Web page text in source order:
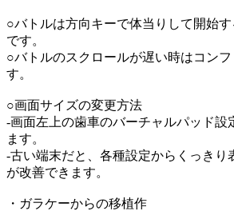
○バトルは方向キーで体当りして開始
です。
○バトルのスクロールが遅い時はコン
す。
○画面サイズの変更方法
-画面左上の歯車のバーチャルパッド設
ます。
-古い端末だと、各種設定からくっきり
が改善できます。
・ガラケーからの移植作